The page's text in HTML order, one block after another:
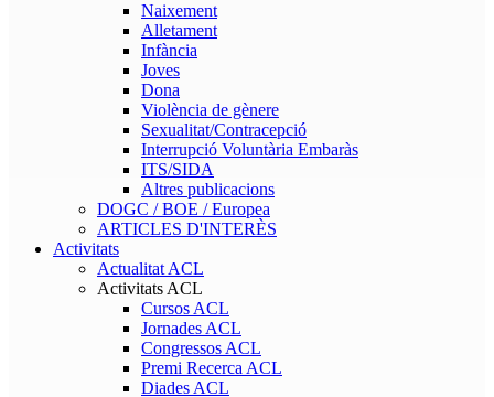
Naixement
Alletament
Infància
Joves
Dona
Violència de gènere
Sexualitat/Contracepció
Interrupció Voluntària Embaràs
ITS/SIDA
Altres publicacions
DOGC / BOE / Europea
ARTICLES D'INTERÈS
Activitats
Actualitat ACL
Activitats ACL
Cursos ACL
Jornades ACL
Congressos ACL
Premi Recerca ACL
Diades ACL